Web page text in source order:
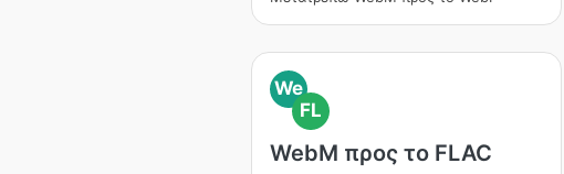
We
FL
WebM προς το FLAC